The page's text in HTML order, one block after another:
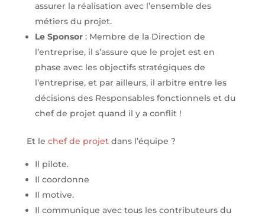
assurer la réalisation avec l’ensemble des
métiers du projet.
Le Sponsor: Membre de la Direction de
l’entreprise, il s’assure que le projet est en
phase avec les objectifs stratégiques de
l’entreprise, et par ailleurs, il arbitre entre les
décisions des Responsables fonctionnels et du
chef de projet quand il y a conflit !
Et le chef de projetdans l’équipe ?
Il pilote.
Il coordonne
Il motive.
Il communique avec tous les contributeurs du